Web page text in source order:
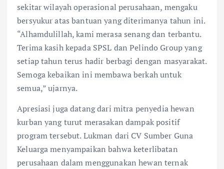
sekitar wilayah operasional perusahaan, mengaku
bersyukur atas bantuan yang diterimanya tahun ini.
“Alhamdulillah, kami merasa senang dan terbantu.
Terima kasih kepada SPSL dan Pelindo Group yang
setiap tahun terus hadir berbagi dengan masyarakat.
Semoga kebaikan ini membawa berkah untuk
semua,” ujarnya.
Apresiasi juga datang dari mitra penyedia hewan
kurban yang turut merasakan dampak positif
program tersebut. Lukman dari CV Sumber Guna
Keluarga menyampaikan bahwa keterlibatan
perusahaan dalam menggunakan hewan ternak